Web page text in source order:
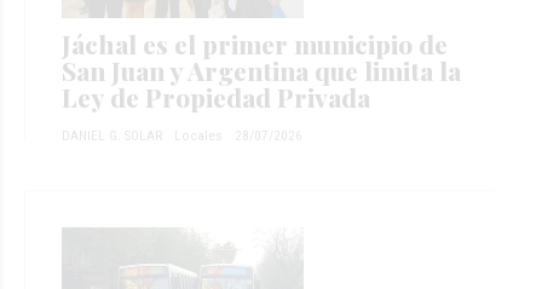
Jáchal es el primer municipio de
San Juan y Argentina que limita la
Ley de Propiedad Privada
DANIEL G. SOLAR Locales 28/07/2026